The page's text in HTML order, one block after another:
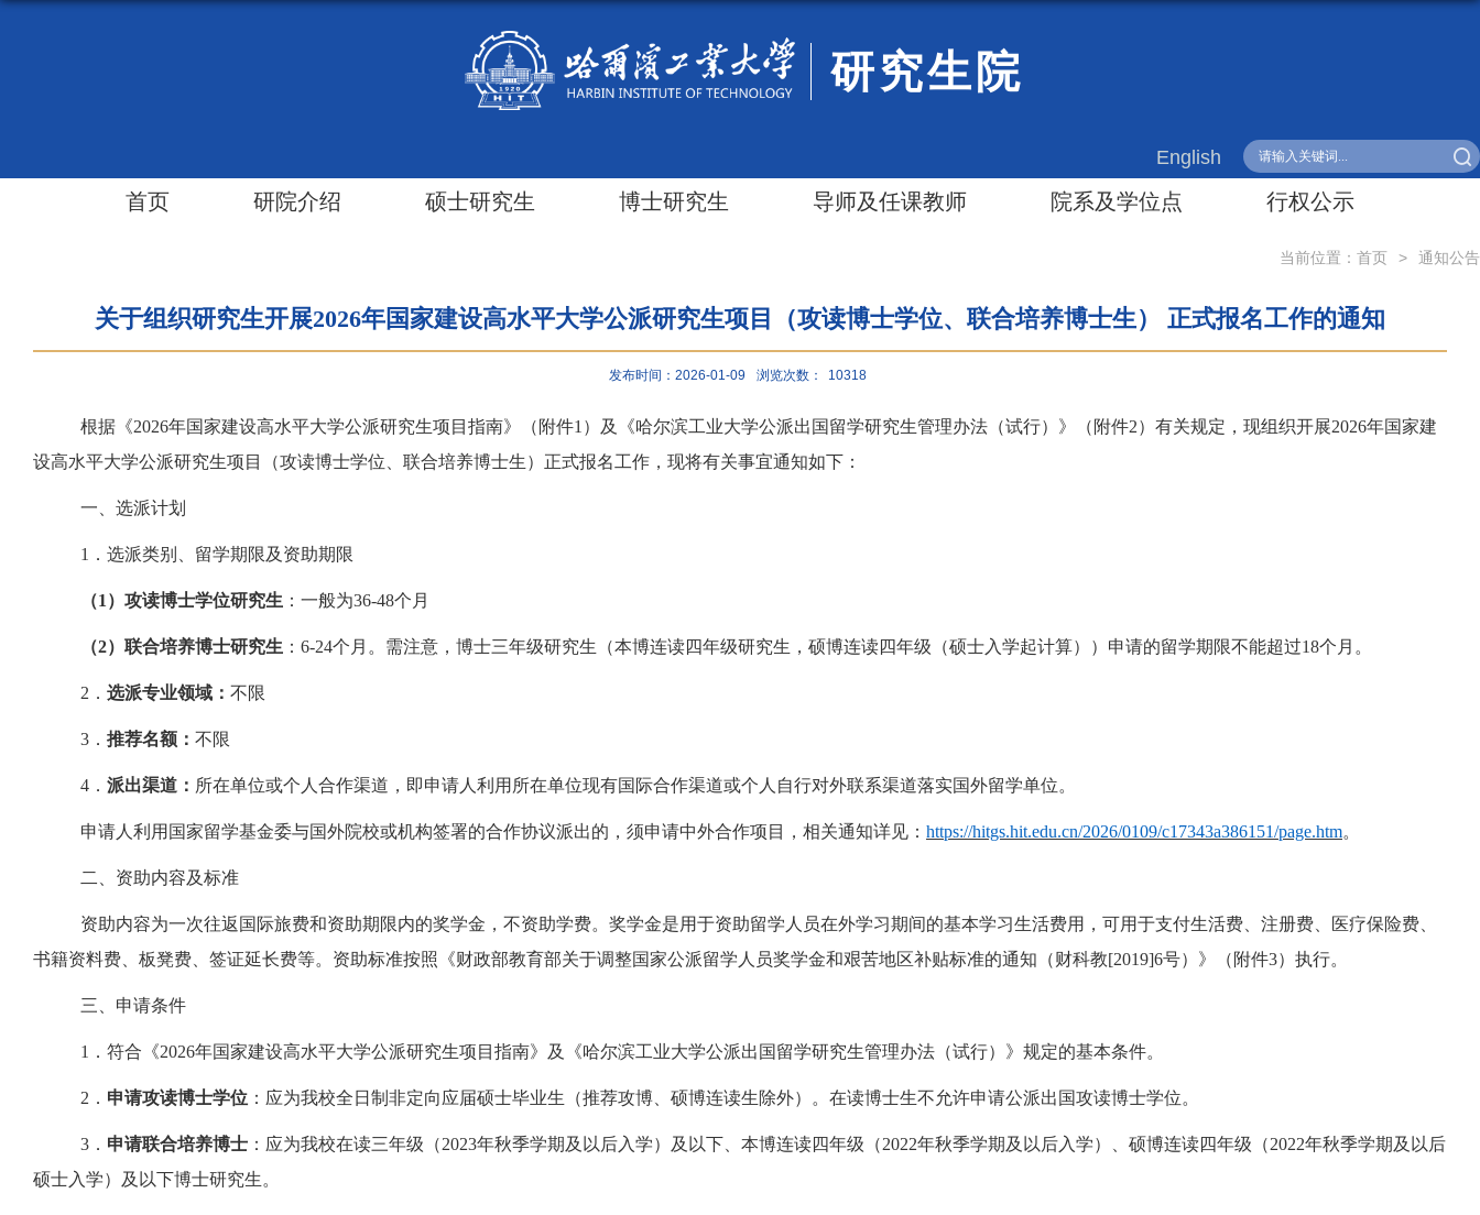
研究生院
English
首页 研院介绍 硕士研究生 博士研究生 导师及任课教师 院系及学位点 行权公示
当前位置： 首页 > 通知公告
关于组织研究生开展2026年国家建设高水平大学公派研究生项目（攻读博士学位、联合培养博士生） 正式报名工作的通知
发布时间：2026-01-09 浏览次数： 10318
根据《2026年国家建设高水平大学公派研究生项目指南》（附件1）及《哈尔滨工业大学公派出国留学研究生管理办法（试行）》（附件2）有关规定，现组织开展2026年国家建
设高水平大学公派研究生项目（攻读博士学位、联合培养博士生）正式报名工作，现将有关事宜通知如下：
一、选派计划
1．选派类别、留学期限及资助期限
（1 ） 攻读博士学位研究生 ：一般为36-48个月
（2） 联合培养博士研究生 ： 6-24个月。需注意，博士三年级研究生（本博连读四年级研究生 ， 硕博连读四年级（硕士入学起计算） ）申请的留学期限不能超过18个月。
2 ． 选派专业领域： 不限
3 ． 推荐名额： 不限
4 ． 派出渠道： 所在单位或个人合作渠道，即申请人利用所在单位现有国际合作渠道或个人自行对外联系渠道落实国外留学单位。
申请人利用国家留学基金委与国外院校或机构签署的合作协议派出的，须申请中外合作项目，相关通知详见： https://hitgs.hit.edu.cn/2026/0109/c17343a386151/page.htm。
二、资助内容及标准
资助内容为一次往返国际旅费和资助期限内的奖学金，不资助学费。奖学金是用于资助留学人员在外学习期间的基本学习生活费用，可用于支付生活费、注册费、医疗保险费、
书籍资料费、板凳费、签证延长费等。资助标准按照《财政部教育部关于调整国家公派留学人员奖学金和艰苦地区补贴标准的通知（财科教[2019]6号）》（附件3）执行。
三、申请条件
1．符合《2026年国家建设高水平大学公派研究生项目指南》及《哈尔滨工业大学公派出国留学研究生管理办法（试行）》规定的基本条件。
2． 申请攻读博士学位 ：应为我校全日制非定向应届硕士毕业生（推荐攻博、硕博连读生除外）。在读博士生不允许申请公派出国攻读博士学位。
3 ． 申请联合培养博士 ：应为我校在读三年级（2023年秋季学期及以后入学）及以下、本博连读四年级（2022年秋季学期及以后入学） 硕博连读四年级（2022年秋季学期及以后
硕士入学）
及以下博士研究生。